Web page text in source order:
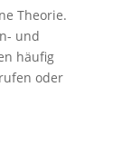
Theorie.
und
häufig
oder